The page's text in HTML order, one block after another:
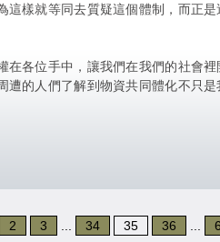
這樣就等同去質疑這個體制，而正
在各位手中，讓我們在我們的社會
遭的人們了解到物資共同體化不只
2 3 34 35 36